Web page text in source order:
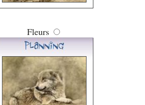
Fleurs